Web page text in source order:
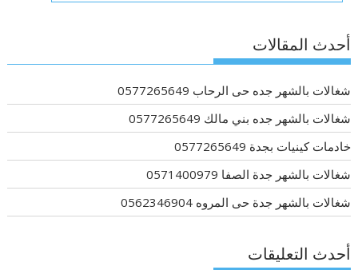
أحدث المقالات
شغالات بالشهر جده حى الرحاب 0577265649
شغالات بالشهر جده بني مالك 0577265649
خادمات كينيات بجدة 0577265649
شغالات بالشهر جدة الصفا 0571400979
شغالات بالشهر جدة حى المروه 0562346904
أحدث التعليقات